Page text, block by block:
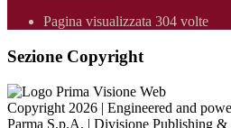
Pagina visualizzata 304 volte
Sezione Copyright
Copyright 2026 | Engineered and
Parma S.p.A. | Divisione Publishing